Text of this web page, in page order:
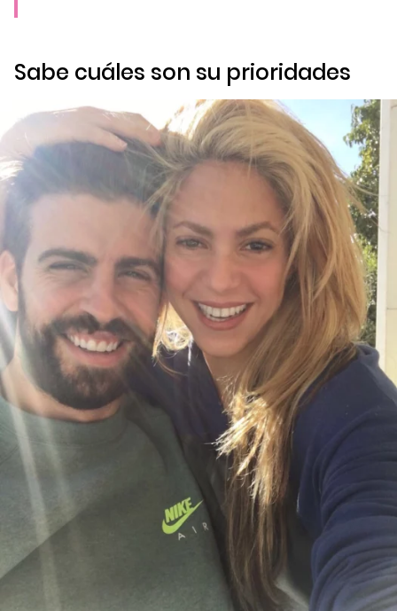
Sabe cuáles son su prioridades